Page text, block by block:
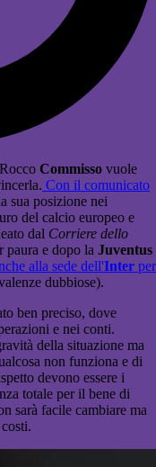
Commisso vuole
Con il comunicato
sua posizione nei
del calcio europeo e
dal Corriere dello
paura e dopo la Juventus
alla sede dell'Inter per
dubbiose).
ben preciso, dove
e nei conti.
della situazione ma
non funziona e di
devono essere i
totale per il bene di
sarà facile cambiare ma